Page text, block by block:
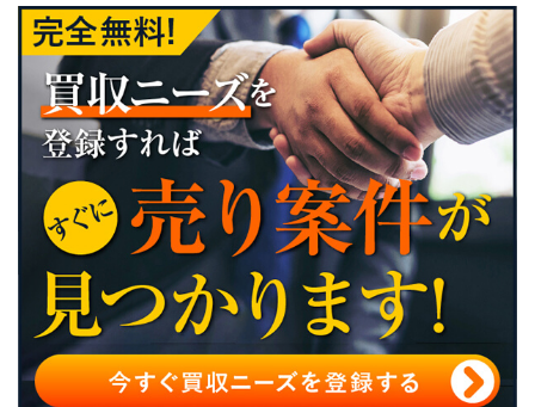
事業継続の対策と重要性
事業継続の重要性
事業継続と事業継続マネジメントとの違い
事業継続と防災の違い
事業継続を考える上で重要なポイント(その1)
事業継続を考える上で重要なポイント(その2)
まとめ